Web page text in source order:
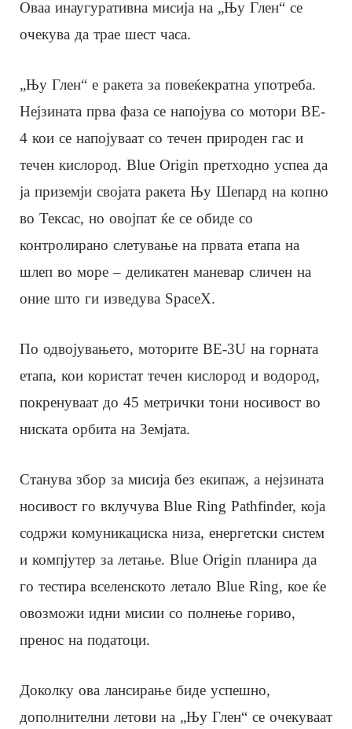
Оваа инаугуративна мисија на „Њу Глен“ се
очекува да трае шест часа.
„Њу Глен“ е ракета за повеќекратна употреба.
Нејзината прва фаза се напојува со мотори BE-
4 кои се напојуваат со течен природен гас и
течен кислород. Blue Origin претходно успеа да
ја приземји својата ракета Њу Шепард на копно
во Тексас, но овојпат ќе се обиде со
контролирано слетување на првата етапа на
шлеп во море – деликатен маневар сличен на
оние што ги изведува SpaceX.
По одвојувањето, моторите BE-3U на горната
етапа, кои користат течен кислород и водород,
покренуваат до 45 метрички тони носивост во
ниската орбита на Земјата.
Станува збор за мисија без екипаж, а нејзината
носивост го вклучува Blue Ring Pathfinder, која
содржи комуникациска низа, енергетски систем
и компјутер за летање. Blue Origin планира да
го тестира вселенското летало Blue Ring, кое ќе
овозможи идни мисии со полнење гориво,
пренос на податоци.
Доколку ова лансирање биде успешно,
дополнителни летови на „Њу Глен“ се очекуваат